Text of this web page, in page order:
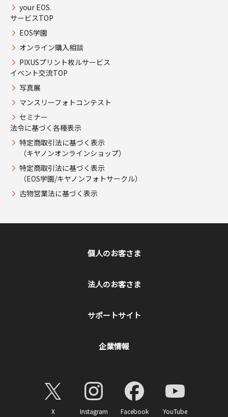
your EOS.
サービスTOP
EOS学園
オンライン購入相談
PIXUSプリント枚ルサービス
イベント交流TOP
写真展
マンスリーフォトコンテスト
セミナー
法令に基づく各種表示
特定商取引法に基づく表示
（キヤノンオンラインショップ）
特定商取引法に基づく表示
（EOS学園/キヤノンフォトサークル）
古物営業法に基づく表示
個人のお客さま
法人のお客さま
サポートサイト
企業情報
X Instagram Facebook YouTube